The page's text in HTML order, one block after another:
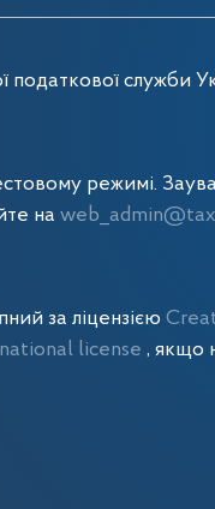
податкової служби
режимі.
на
за ліцензією
license , якщо